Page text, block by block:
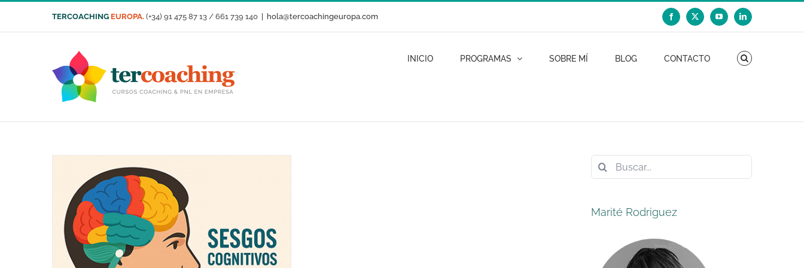
contenido
TERCOACHING EUROPA. (+34) 91 475 87 13 / 661 739 140 hola@tercoachingeuropa.com Facebook
X YouTubeLinkedIn
INICIO PROGRAMAS SOBRE MÍ BLOG CONTACTO
Buscar:
Marité Rodriguez